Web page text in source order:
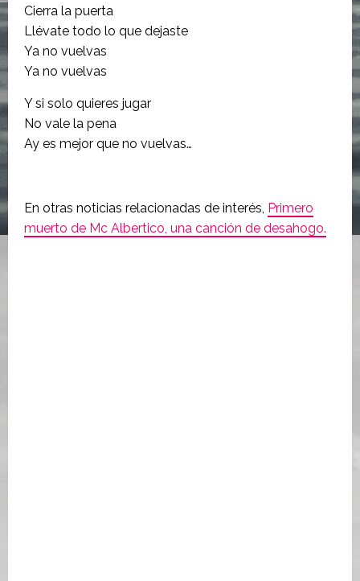
Cierra la puerta
Llévate todo lo que dejaste
Ya no vuelvas
Ya no vuelvas
Y si solo quieres jugar
No vale la pena
Ay es mejor que no vuelvas…
En otras noticias relacionadas de interés, Primero
muerto de Mc Albertico, una canción de desahogo.